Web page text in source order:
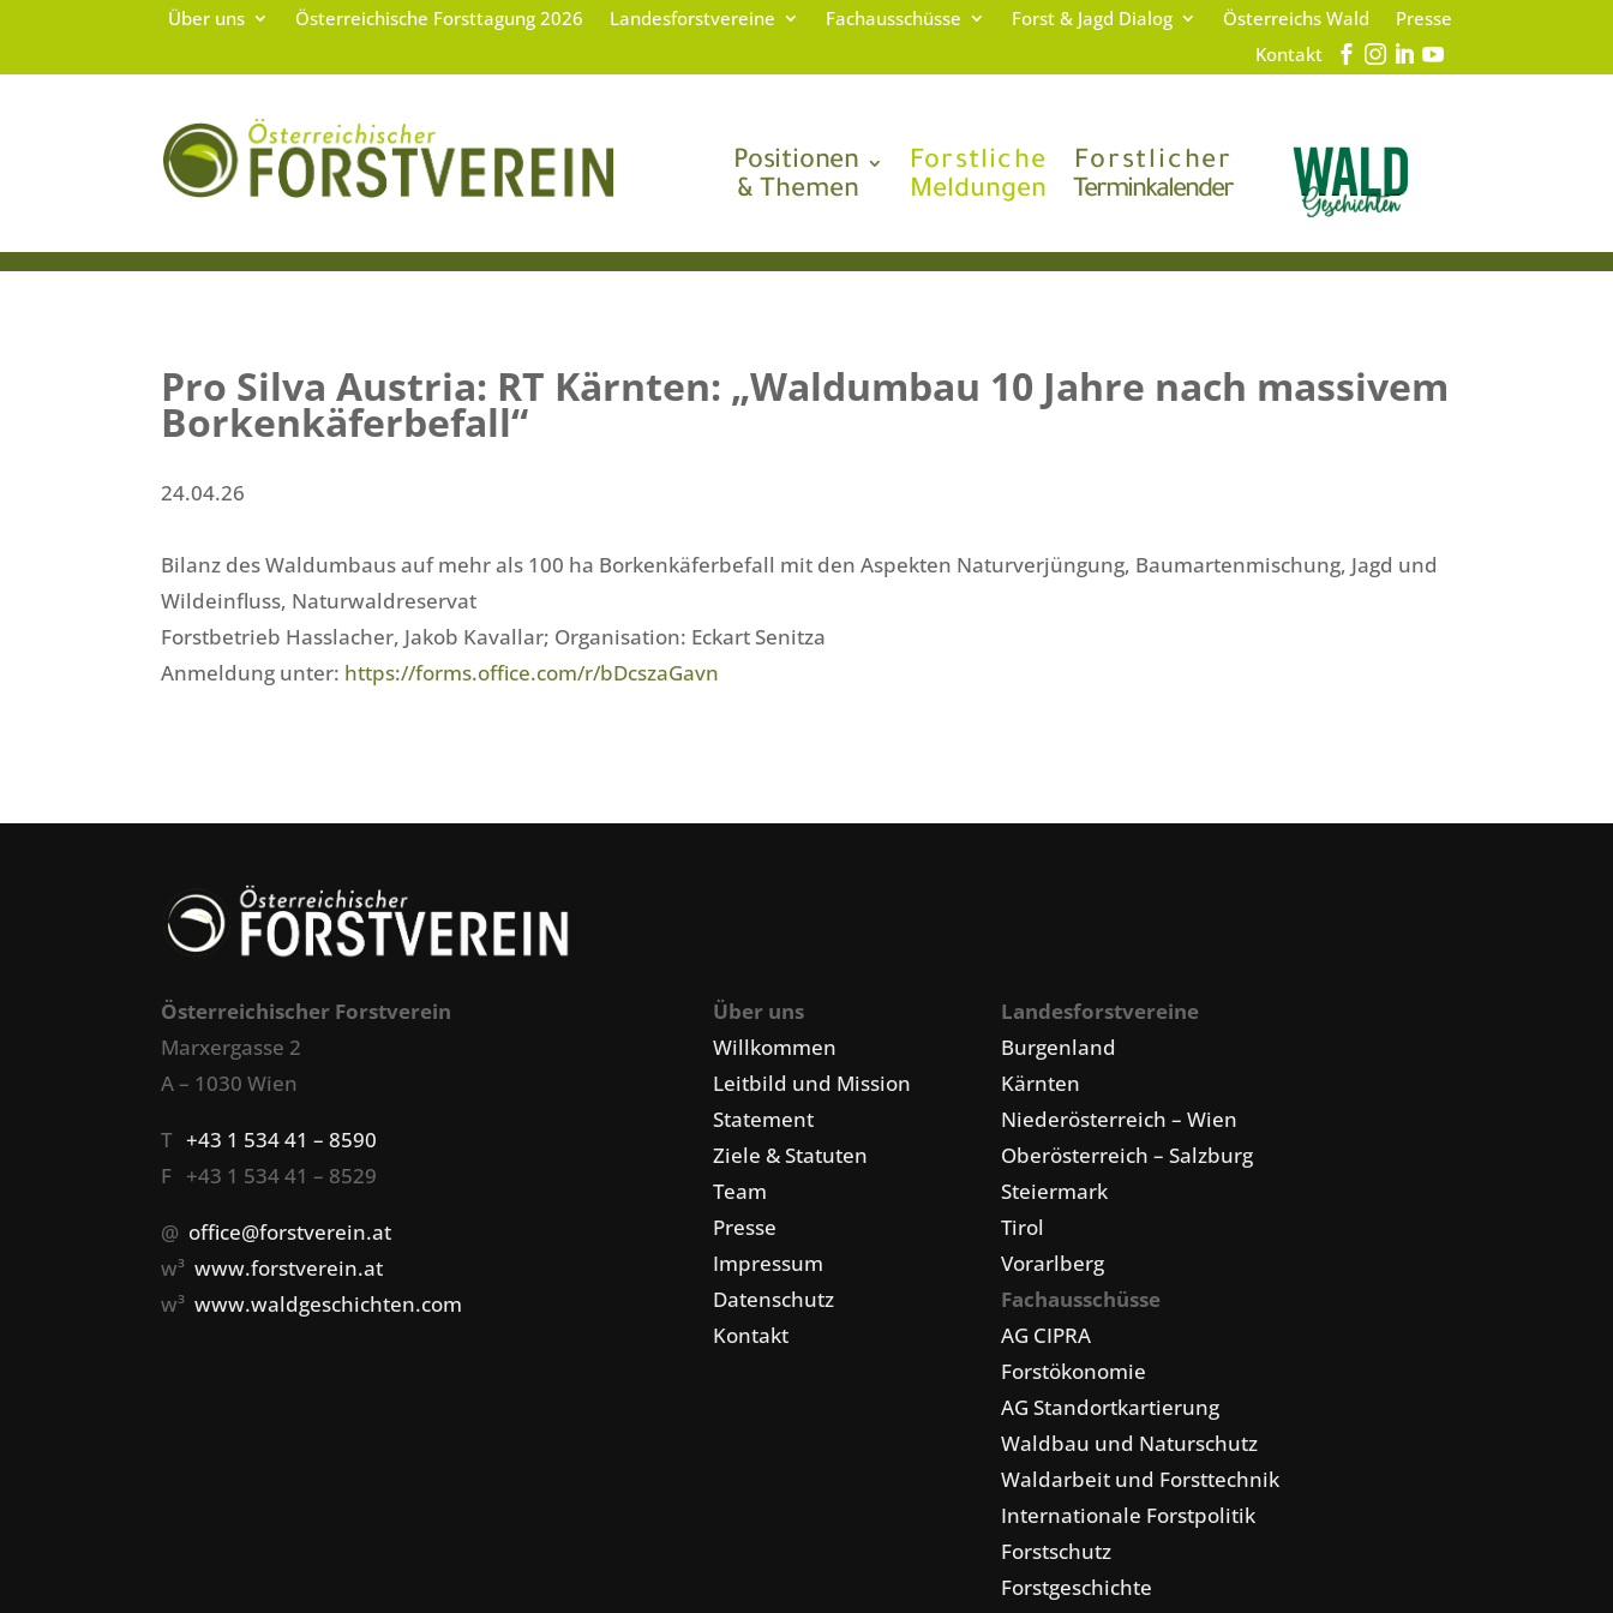
Über uns Österreichische Forsttagung 2026 Landesforstvereine Fachausschüsse Forst & Jagd Dialog Österreichs Wald
Presse
Kontakt
Positionen
& Themen
Forstliche
Meldungen
Forstlicher
Terminkalender
Pro Silva Austria: RT Kärnten: „Waldumbau 10 Jahre nach massivem
Borkenkäferbefall“
24.04.26
Bilanz des Waldumbaus auf mehr als 100 ha Borkenkäferbefall mit den Aspekten Naturverjüngung, Baumartenmischung, Jagd und
Wildeinfluss, Naturwaldreservat
Forstbetrieb Hasslacher, Jakob Kavallar; Organisation: Eckart Senitza
Anmeldung unter: https://forms.office.com/r/bDcszaGavn
Österreichischer Forstverein
Marxergasse 2
A – 1030 Wien
T+43 1 534 41 – 8590
F +43 1 534 41 – 8529
@ office@forstverein.at
w³www.forstverein.at
w³www.waldgeschichten.com
Über uns
Willkommen
Leitbild und Mission
Statement
Ziele & Statuten
Team
Presse
Impressum
Datenschutz
Kontakt
Landesforstvereine
Burgenland
Kärnten
Niederösterreich – Wien
Oberösterreich – Salzburg
Steiermark
Tirol
Vorarlberg
Fachausschüsse
AG CIPRA
Forstökonomie
AG Standortkartierung
Waldbau und Naturschutz
Waldarbeit und Forsttechnik
Internationale Forstpolitik
Forstschutz
Forstgeschichte